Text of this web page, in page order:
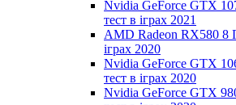
Nvidia GeForce GTX
тест в іграх 2021
AMD Radeon RX580 8
іграх 2020
Nvidia GeForce GTX
тест в іграх 2020
Nvidia GeForce GTX